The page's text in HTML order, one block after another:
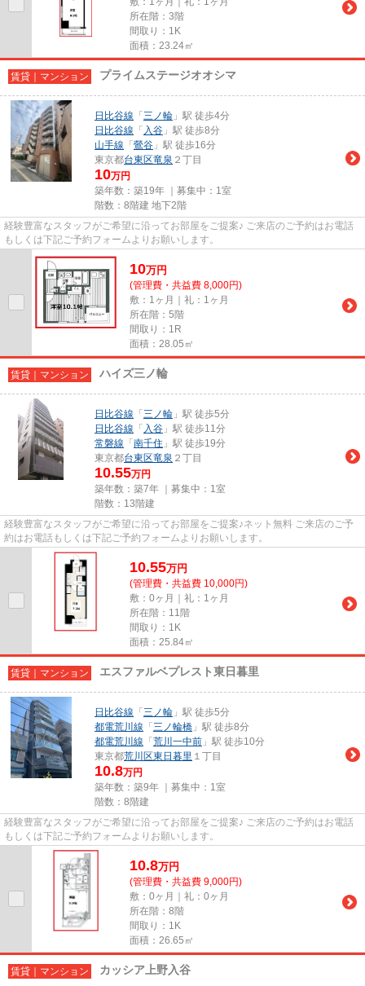
所在階：3階
間取り：1K
面積：23.24㎡
賃貸｜マンション プライムステージオオシマ
日比谷線 「 三ノ輪 」駅 徒歩4分
日比谷線 「 入谷 」駅 徒歩8分
山手線 「 鶯谷 」駅 徒歩16分
東京都台東区竜泉 ２丁目
10万円
築年数：築19年 ｜募集中： 1室
階数：8階建 地下2階
経験豊富なスタッフがご希望に沿ってお部屋をご提案♪ ご来店のご予約はお電話
もしくは下記ご予約フォームよりお願いします。
10万円
(管理費・共益費 8,000円)
敷：1ヶ月｜礼：1ヶ月
所在階：5階
間取り：1R
面積：28.05㎡
賃貸｜マンション ハイズ三ノ輪
日比谷線 「 三ノ輪 」駅 徒歩5分
日比谷線 「 入谷 」駅 徒歩11分
常磐線 「 南千住 」駅 徒歩19分
東京都台東区竜泉 ２丁目
10.55万円
築年数：築7年 ｜募集中： 1室
階数：13階建
経験豊富なスタッフがご希望に沿ってお部屋をご提案♪ネット無料 ご来店のご予
約はお電話もしくは下記ご予約フォームよりお願いします。
10.55万円
(管理費・共益費 10,000円)
敷：0ヶ月｜礼：1ヶ月
所在階：11階
間取り：1K
面積：25.84㎡
賃貸｜マンション エスファルベプレスト東日暮里
日比谷線 「 三ノ輪 」駅 徒歩5分
都電荒川線 「 三ノ輪橋 」駅 徒歩8分
都電荒川線 「 荒川一中前 」駅 徒歩10分
東京都荒川区東日暮里 １丁目
10.8万円
築年数：築9年 ｜募集中： 1室
階数：8階建
経験豊富なスタッフがご希望に沿ってお部屋をご提案♪ ご来店のご予約はお電話
もしくは下記ご予約フォームよりお願いします。
10.8万円
(管理費・共益費 9,000円)
敷：0ヶ月｜礼：0ヶ月
所在階：8階
間取り：1K
面積：26.65㎡
賃貸｜マンション カッシア上野入谷